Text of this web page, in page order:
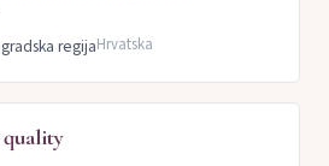
regijaHrvatska